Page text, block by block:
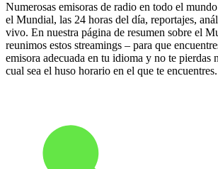
Numerosas emisoras de radio en todo el
el Mundial, las 24 horas del día, reportajes,
vivo. En nuestra página de resumen sobre el
reunimos estos streamings – para que
emisora adecuada en tu idioma y no te pierdas
cual sea el huso horario en el que te encuentres.